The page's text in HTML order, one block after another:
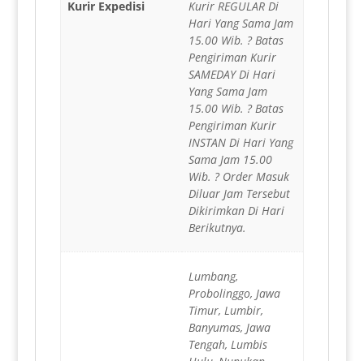
Kurir Expedisi
Kurir REGULAR Di
Hari Yang Sama Jam
15.00 Wib. ? Batas
Pengiriman Kurir
SAMEDAY Di Hari
Yang Sama Jam
15.00 Wib. ? Batas
Pengiriman Kurir
INSTAN Di Hari Yang
Sama Jam 15.00
Wib. ? Order Masuk
Diluar Jam Tersebut
Dikirimkan Di Hari
Berikutnya.
Lumbang,
Probolinggo, Jawa
Timur, Lumbir,
Banyumas, Jawa
Tengah, Lumbis